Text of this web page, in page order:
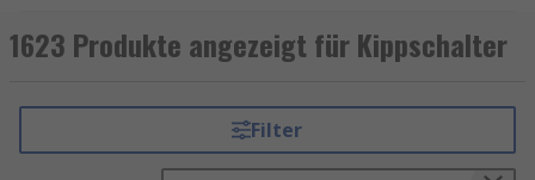
Elektrotechnik. Sie ermöglichen das zuverlässige
Ein- oder Ausschalten von Stromkreisen und
auch in Haushalts- und Fahrzeuganwendungen
zum Einsatz. Je nach Ausführung rasten
1623 Produkte angezeigt für Kippschalter
Filter